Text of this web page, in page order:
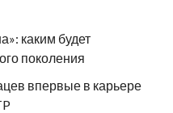
каким будет
поколения
впервые в карьере